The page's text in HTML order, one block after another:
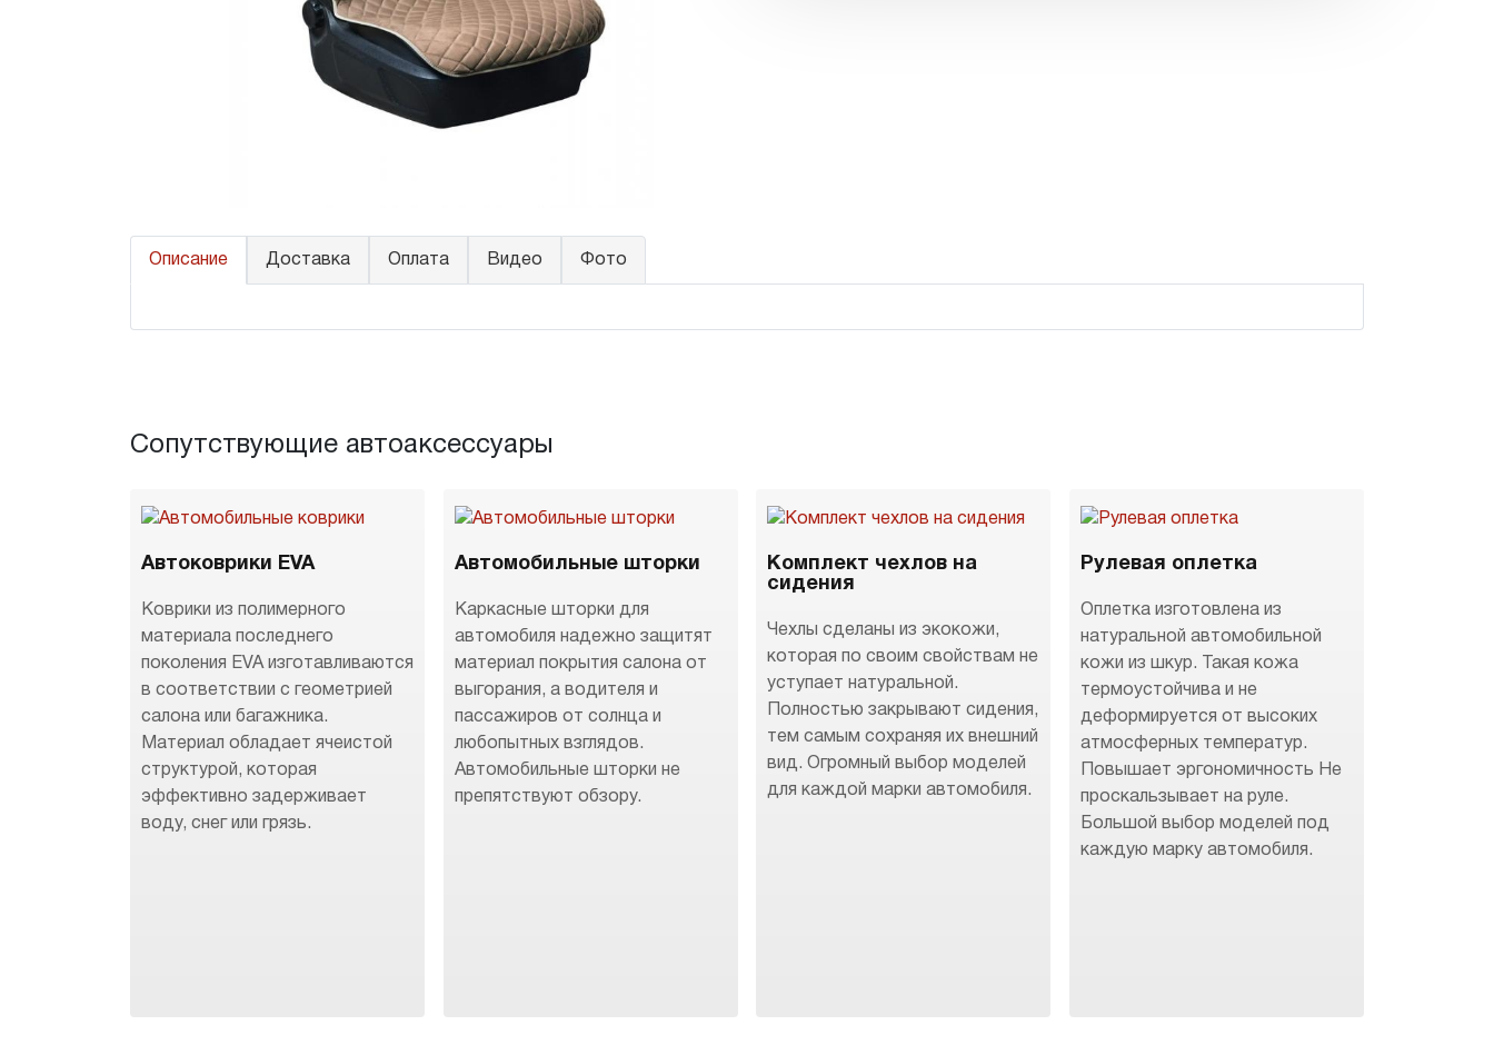
Описание Доставка Оплата Видео Фото
Сопутствующие автоаксессуары
Автоковрики EVA
Коврики из полимерного
материала последнего
поколения EVA изготавливаются
в соответствии с геометрией
салона или багажника.
Материал обладает ячеистой
структурой, которая
эффективно задерживает
воду, снег или грязь.
Автомобильные шторки
Каркасные шторки для
автомобиля надежно защитят
материал покрытия салона от
выгорания, а водителя и
пассажиров от солнца и
любопытных взглядов.
Автомобильные шторки не
препятствуют обзору.
Комплект чехлов на
сидения
Чехлы сделаны из экокожи,
которая по своим свойствам не
уступает натуральной.
Полностью закрывают сидения,
тем самым сохраняя их внешний
вид. Огромный выбор моделей
для каждой марки автомобиля.
Рулевая оплетка
Оплетка изготовлена из
натуральной автомобильной
кожи из шкур. Такая кожа
термоустойчива и не
деформируется от высоких
атмосферных температур.
Повышает эргономичность Не
проскальзывает на руле.
Большой выбор моделей под
каждую марку автомобиля.